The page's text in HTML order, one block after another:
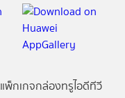
แพ็กเกจกล่องทรูไอดีทีวี